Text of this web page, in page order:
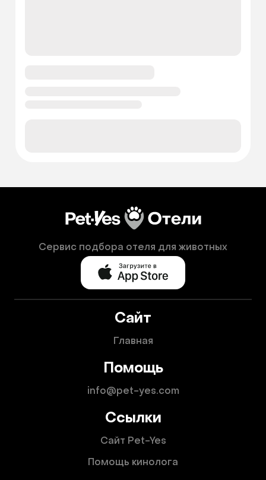
Сервис подбора отеля для животных
Сайт
Главная
Помощь
info@pet-yes.com
Ссылки
Сайт Pet-Yes
Помощь кинолога